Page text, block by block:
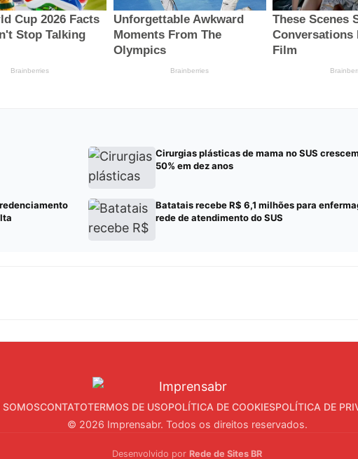
Cirurgias plásticas de mama no SUS
50% em dez anos
Batatais recebe R$ 6,1 milhões para
rede de atendimento do SUS
SOMOSCONTATOTERMOS DE USOPOLÍTICA DE COOKIESPOLÍTICA DE
© 2026 Imprensabr. Todos os direitos reservados.
Desenvolvido por Rede de Sites BR